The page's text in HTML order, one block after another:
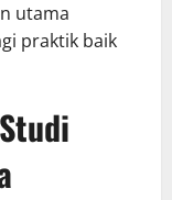
utama
praktik baik